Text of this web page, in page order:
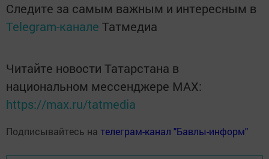
Следите за самым важным и интересным в
Telegram-канале Татмедиа
Читайте новости Татарстана в
национальном мессенджере MАХ:
https://max.ru/tatmedia
Подписывайтесь на телеграм-канал "Бавлы-информ"